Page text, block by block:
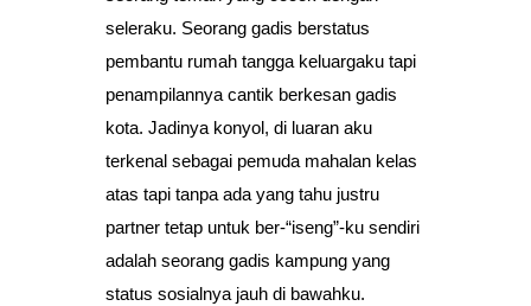
seleraku. Seorang gadis berstatus
pembantu rumah tangga keluargaku tapi
penampilannya cantik berkesan gadis
kota. Jadinya konyol, di luaran aku
terkenal sebagai pemuda mahalan kelas
atas tapi tanpa ada yang tahu justru
partner tetap untuk ber-“iseng”-ku sendiri
adalah seorang gadis kampung yang
status sosialnya jauh di bawahku.